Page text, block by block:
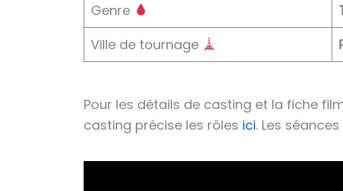
Genre
Ville de tournage
Pour les détails de casting et la fiche
casting précise les rôles ici. Les